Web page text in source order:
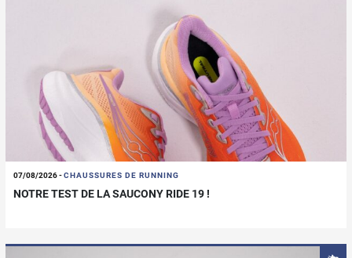
07/08/2026-CHAUSSURES DE RUNNING
NOTRE TEST DE LA SAUCONY RIDE 19 !